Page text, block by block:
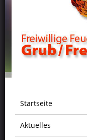
Startseite
Aktuelles